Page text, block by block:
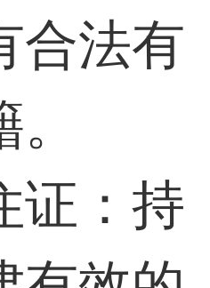
合法有
证：持